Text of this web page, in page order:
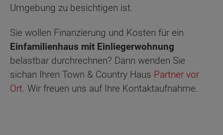
Umgebung zu besichtigen ist.
Sie wollen Finanzierung und Kosten für ein
Einfamilienhaus mit Einliegerwohnung
belastbar durchrechnen? Dann wenden Sie
sichan Ihren Town & Country Haus Partner vor
Ort. Wir freuen uns auf Ihre Kontaktaufnahme.